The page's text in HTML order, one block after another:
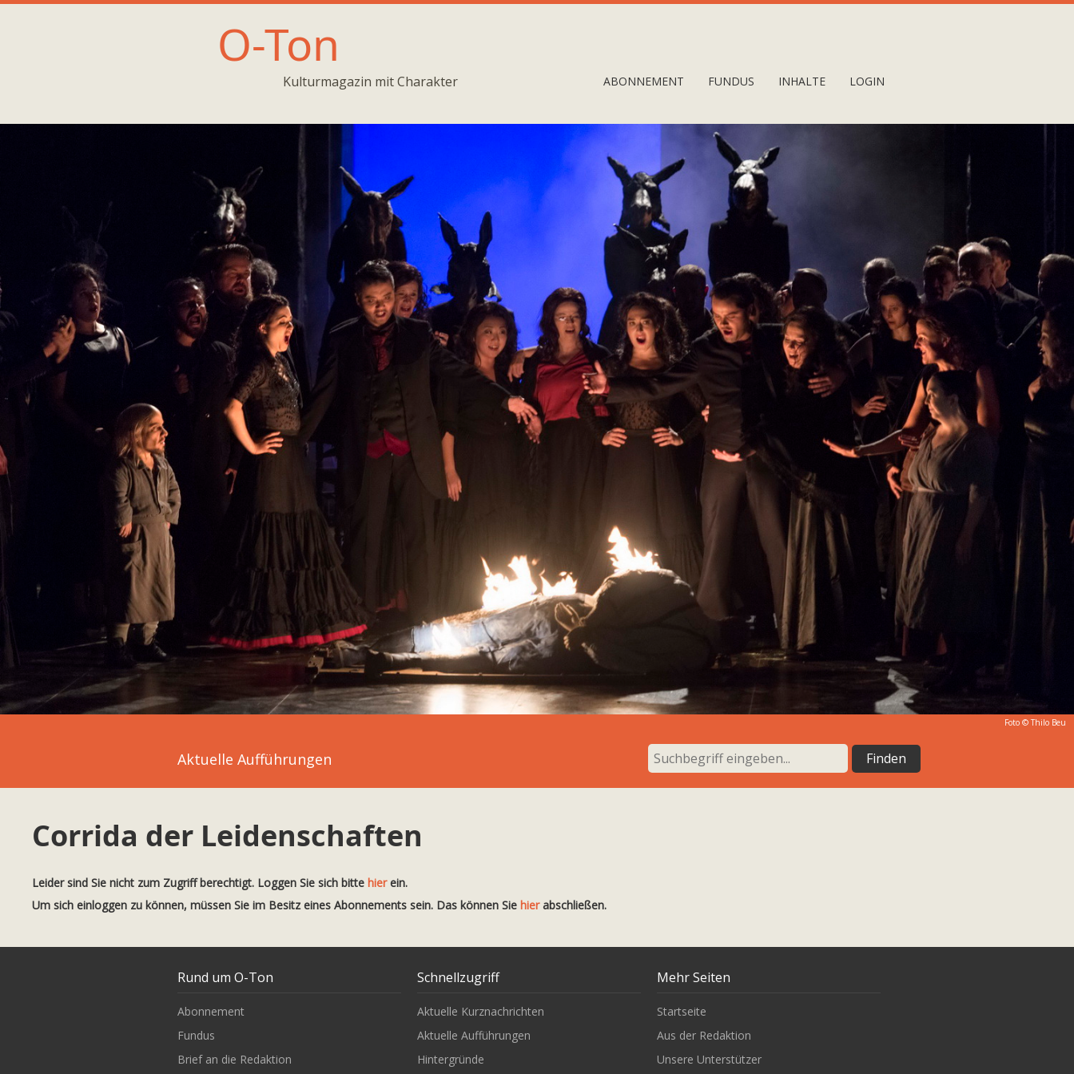
O-Ton
Kulturmagazin mit Charakter ABONNEMENT FUNDUS INHALTE LOGIN
Foto © Thilo Beu
Aktuelle Aufführungen
Corrida der Leidenschaften
Leider sind Sie nicht zum Zugriff berechtigt. Loggen Sie sich bitte hierein.
Um sich einloggen zu können, müssen Sie im Besitz eines Abonnements sein. Das können Sie hierabschließen.
Rund um O-Ton
Abonnement
Fundus
Brief an die Redaktion
Schnellzugriff
Aktuelle Kurznachrichten
Aktuelle Aufführungen
Hintergründe
Mehr Seiten
Startseite
Aus der Redaktion
Unsere Unterstützer